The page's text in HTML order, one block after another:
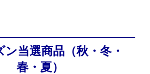
ン当選商品（秋・冬・
春・夏）